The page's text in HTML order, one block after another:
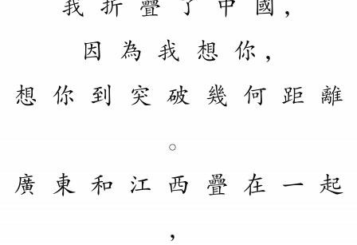
我 折 疊 了 中 國 ，
因
為 我 想 你 ，
想
你 到 突 破 幾 何 距
離
。
廣
東 和 江 西 疊 在 一
起
，